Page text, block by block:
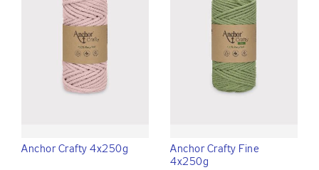
Anchor Crafty 4x250g
Anchor Crafty Fine
4x250g